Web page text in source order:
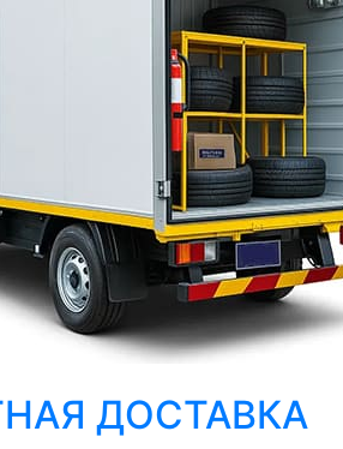
ДОСТАВКА